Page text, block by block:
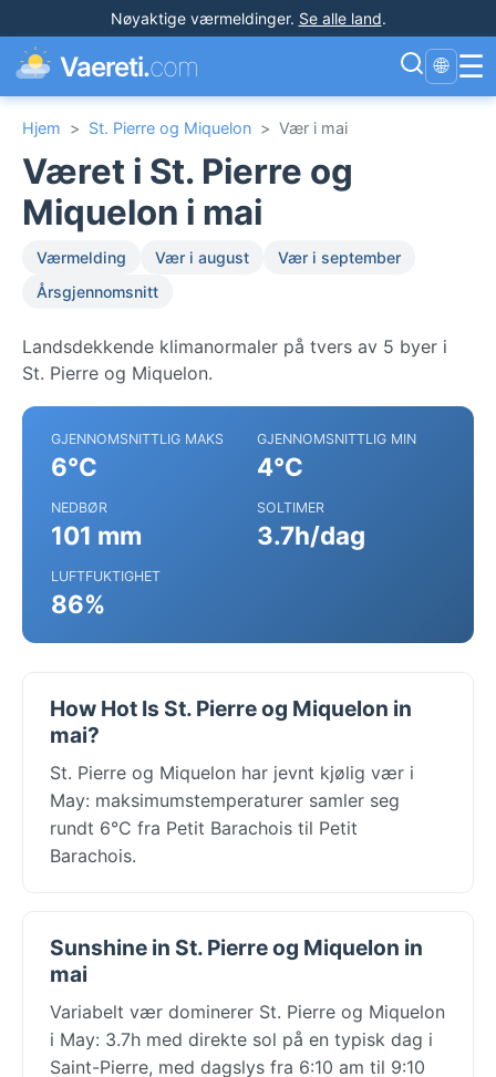
Nøyaktige værmeldinger. Se alle land.
Vaereti.com 🌐 ☰
Hjem > St. Pierre og Miquelon > Vær i mai
Været i St. Pierre og
Miquelon i mai
Værmelding Vær i august
Vær i september
Årsgjennomsnitt
Landsdekkende klimanormaler på tvers av 5 byer i
St. Pierre og Miquelon.
GJENNOMSNITTLIG MAKS
6°C
GJENNOMSNITTLIG MIN
4°C
NEDBØR
101 mm
SOLTIMER
3.7h/dag
LUFTFUKTIGHET
86%
How Hot Is St. Pierre og Miquelon in
mai?
St. Pierre og Miquelon har jevnt kjølig vær i
May: maksimumstemperaturer samler seg
rundt 6°C fra Petit Barachois til Petit
Barachois.
Sunshine in St. Pierre og Miquelon in
mai
Variabelt vær dominerer St. Pierre og Miquelon
i May: 3.7h med direkte sol på en typisk dag i
Saint-Pierre, med dagslys fra 6:10 am til 9:10